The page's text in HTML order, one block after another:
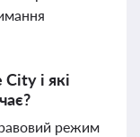
і які
режим